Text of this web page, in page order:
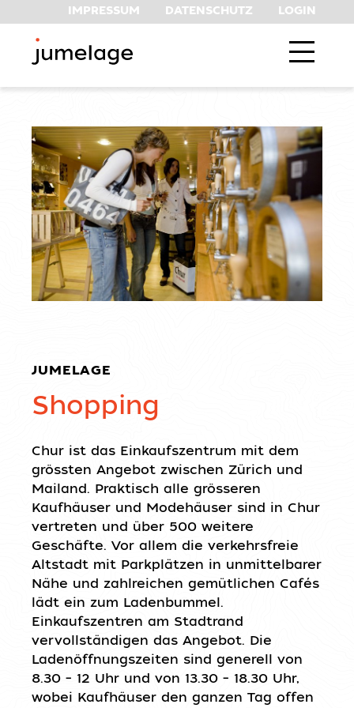
IMPRESSUM DATENSCHUTZ LOGIN
JUMELAGE
Shopping
Chur ist das Einkaufszentrum mit dem
grössten Angebot zwischen Zürich und
Mailand. Praktisch alle grösseren
Kaufhäuser und Modehäuser sind in Chur
vertreten und über 500 weitere
Geschäfte. Vor allem die verkehrsfreie
Altstadt mit Parkplätzen in unmittelbarer
Nähe und zahlreichen gemütlichen Cafés
lädt ein zum Ladenbummel.
Einkaufszentren am Stadtrand
vervollständigen das Angebot. Die
Ladenöffnungszeiten sind generell von
8.30 – 12 Uhr und von 13.30 – 18.30 Uhr,
wobei Kaufhäuser den ganzen Tag offen